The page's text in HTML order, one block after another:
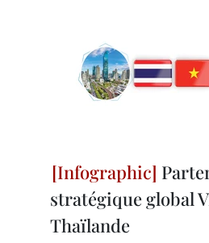
stratégique global
Thaïlande